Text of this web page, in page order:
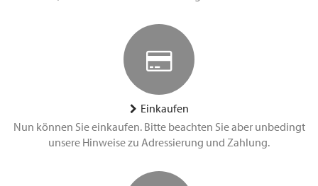
Einkaufen
Nun können Sie einkaufen. Bitte beachten Sie aber unbedingt
unsere Hinweise zu Adressierung und Zahlung.